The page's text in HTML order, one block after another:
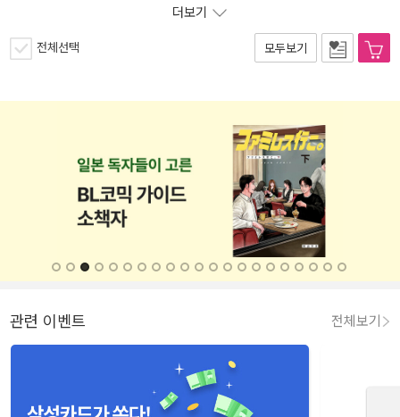
더보기
전체선택 모두보기
관련 이벤트 전체보기